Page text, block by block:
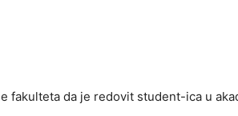
fakulteta da je redovit student-ica u